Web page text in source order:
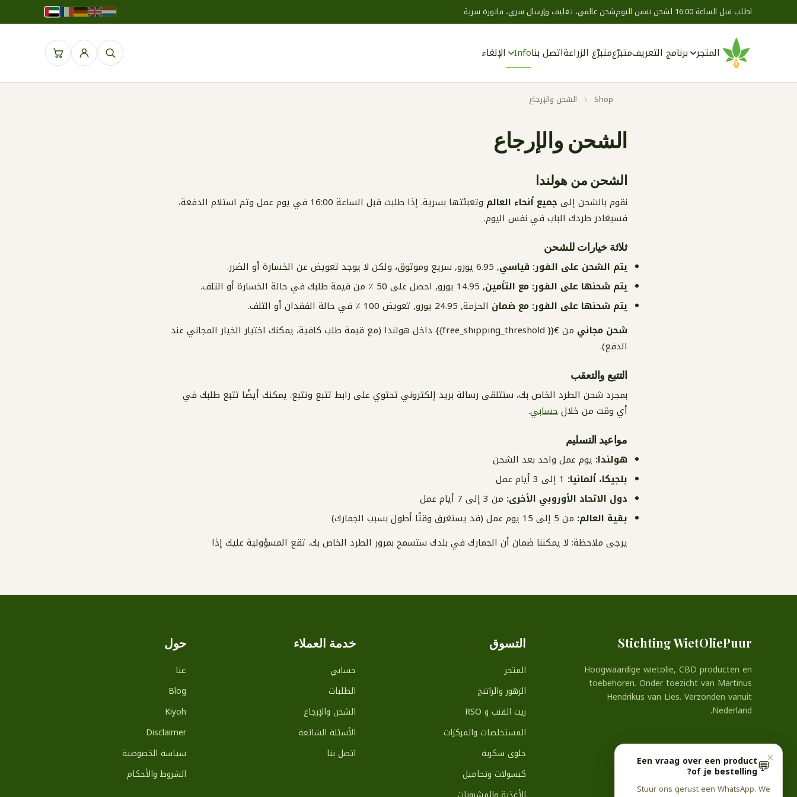
اطلب قبل الساعة 16:00 لشحن نفس اليوم شحن عالمي، تغليف وإرسال سري، فاتورة سرية
المتجر برنامج التعريفمتبرّعمتبرّع الزراعةاتصل بناInfo الإلغاء
Shop
/ الشحن والإرجاع
الشحن والإرجاع
الشحن من هولندا
نقوم بالشحن إلى جميع أنحاء العالم
وتعبئتها بسرية. إذا طلبت قبل الساعة 16:00 في يوم عمل وتم استلام الدفعة،
فسيغادر طردك الباب في نفس اليوم.
ثلاثة خيارات للشحن
يتم الشحن على الفور: قياسي, 6.95 يورو, سريع وموثوق، ولكن لا يوجد تعويض عن الخسارة أو الضرر.
يتم شحنها على الفور: مع التأمين, 14.95 يورو, احصل على 50 ٪ من قيمة طلبك في حالة الخسارة أو التلف.
يتم شحنها على الفور: مع ضمان الحزمة, 24.95 يورو, تعويض 100 ٪ في حالة الفقدان أو التلف.
شحن مجاني
من €{{ free_shipping_threshold}} داخل هولندا (مع قيمة طلب كافية، يمكنك اختيار الخيار المجاني عند
الدفع).
التتبع والتعقب
بمجرد شحن الطرد الخاص بك، ستتلقى رسالة بريد إلكتروني تحتوي على رابط تتبع وتتبع. يمكنك أيضًا تتبع طلبك في
أي وقت من خلالحسابي.
مواعيد التسليم
هولندا: يوم عمل واحد بعد الشحن
بلجيكا، ألمانيا:
دول الاتحاد الأوروبي الأخرى: من 3 إلى 7 أيام عمل
بقية العالم: من 5 إلى 15 يوم عمل (قد يستغرق وقتًا أطول بسبب الجمارك)
يرجى ملاحظة: لا يمكننا ضمان أن الجمارك في بلدك ستسمح بمرور الطرد الخاص بك. تقع المسؤولية عليك إذا
Stichting WietOliePuur
Hoogwaardige wietolie, CBD producten en
toebehoren. Onder toezicht van Martinus
Hendrikus van Lies. Verzonden vanuit
Nederland.
التسوق
المتجر
الزهور والراتنج
زيت القنب و RSO
المستخلصات والمركزات
حلوى سكرية
كبسولات وتحاميل
خدمة العملاء
حسابي
الطلبات
الشحن والإرجاع
الأسئلة الشائعة
اتصل بنا
حول
عنا
Blog
Kiyoh
Disclaimer
سياسة الخصوصية
الشروط والأحكام
×
💬
Een vraag over een product
of je bestelling?
Stuur ons gerust een WhatsApp. We